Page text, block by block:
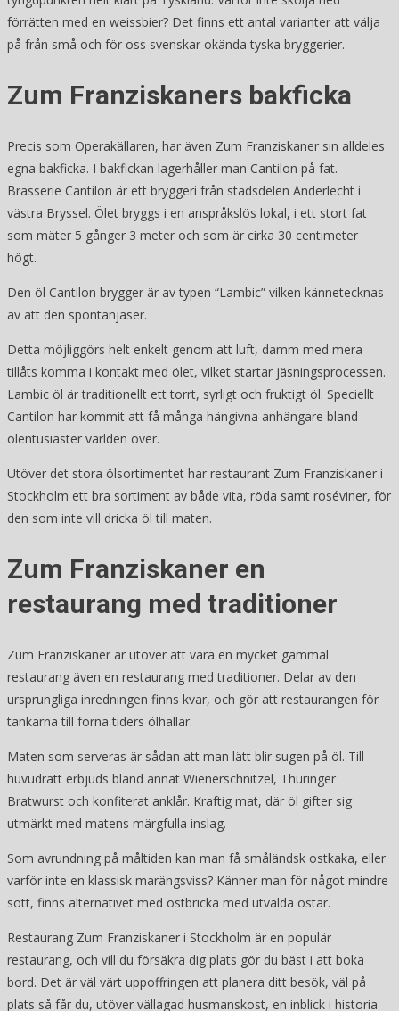
förrätten med en weissbier? Det finns ett antal varianter att välja
på från små och för oss svenskar okända tyska bryggerier.
Zum Franziskaners bakficka
Precis som Operakällaren, har även Zum Franziskaner sin alldeles
egna bakficka. I bakfickan lagerhåller man Cantilon på fat.
Brasserie Cantilon är ett bryggeri från stadsdelen Anderlecht i
västra Bryssel. Ölet bryggs i en anspråkslös lokal, i ett stort fat
som mäter 5 gånger 3 meter och som är cirka 30 centimeter
högt.
Den öl Cantilon brygger är av typen “Lambic” vilken kännetecknas
av att den spontanjäser.
Detta möjliggörs helt enkelt genom att luft, damm med mera
tillåts komma i kontakt med ölet, vilket startar jäsningsprocessen.
Lambic öl är traditionellt ett torrt, syrligt och fruktigt öl. Speciellt
Cantilon har kommit att få många hängivna anhängare bland
ölentusiaster världen över.
Utöver det stora ölsortimentet har restaurant Zum Franziskaner i
Stockholm ett bra sortiment av både vita, röda samt roséviner, för
den som inte vill dricka öl till maten.
Zum Franziskaner en
restaurang med traditioner
Zum Franziskaner är utöver att vara en mycket gammal
restaurang även en restaurang med traditioner. Delar av den
ursprungliga inredningen finns kvar, och gör att restaurangen för
tankarna till forna tiders ölhallar.
Maten som serveras är sådan att man lätt blir sugen på öl. Till
huvudrätt erbjuds bland annat Wienerschnitzel, Thüringer
Bratwurst och konfiterat anklår. Kraftig mat, där öl gifter sig
utmärkt med matens märgfulla inslag.
Som avrundning på måltiden kan man få småländsk ostkaka, eller
varför inte en klassisk marängsviss? Känner man för något mindre
sött, finns alternativet med ostbricka med utvalda ostar.
Restaurang Zum Franziskaner i Stockholm är en populär
restaurang, och vill du försäkra dig plats gör du bäst i att boka
bord. Det är väl värt uppoffringen att planera ditt besök, väl på
plats så får du, utöver vällagad husmanskost, en inblick i historia